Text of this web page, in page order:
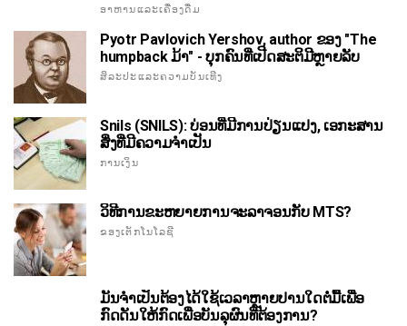
ອາຫານແລະເຄື່ອງດື່ມ
Pyotr Pavlovich Yershov, author ຂອງ "The
humpback ມ້າ" - ບຸກຄົນທີ່ເປີດສະຕິມີຫຼາຍລັບ
ສິລະປະແລະຄວາມບັນເທີງ
Snils (SNILS): ບ່ອນທີ່ມີການປ່ຽນແປງ, ເອກະສານ
ສິ່ງທີ່ມີຄວາມຈໍາເປັນ
ການເງິນ
ວິທີການຂະຫຍາຍການຈະລາຈອນກັບ MTS?
ຂອງເຕັກໂນໂລຊີ
ມັນຈໍາເປັນຕ້ອງໄດ້ໃຊ້ເວລາຫຼາຍປານໃດຕໍ່ມື້ເພື່ອ
ກົດດັນໃຫ້ກົດເພື່ອບັນລຸຜົນທີ່ຕ້ອງການ?